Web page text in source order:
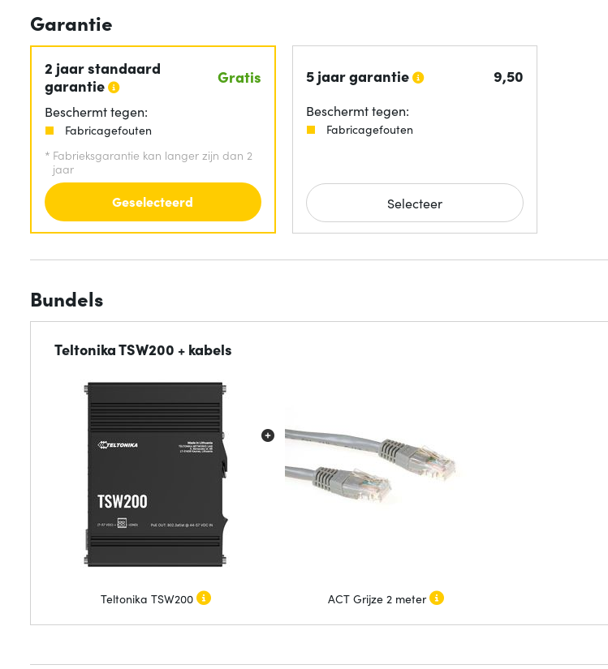
Garantie
2 jaar standaard
garantie
Gratis
Beschermt tegen:
Fabricagefouten
* Fabrieksgarantie kan langer zijn dan 2
jaar
Geselecteerd
5 jaar garantie 9,50
Beschermt tegen:
Fabricagefouten
Selecteer
Bundels
Teltonika TSW200 + kabels
Teltonika TSW200 ACT Grijze 2 meter